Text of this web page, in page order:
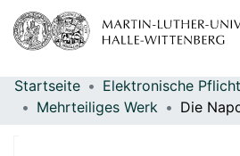
Bereiche & Sammlungen
Startseite
Mehrteiliges Werk